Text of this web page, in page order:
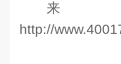
http://